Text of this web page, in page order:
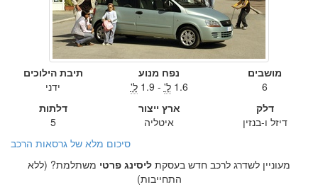
מושבים
6
נפח מנוע
1.6 ל' - 1.9 ל'
תיבת הילוכים
ידני
דלק
דיזל ו-בנזין
ארץ ייצור
איטליה
דלתות
5
סיכום מלא של גרסאות הרכב
מעוניין לשדרג לרכב חדש בעסקת ליסינג פרטי משתלמת? (ללא
התחייבות)